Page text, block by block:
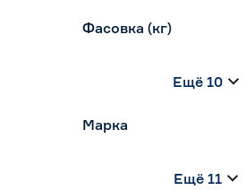
Сидераты
Фасовка (кг)
0.3
Ещё 10
Марка
BARENBRUGЕщё 11